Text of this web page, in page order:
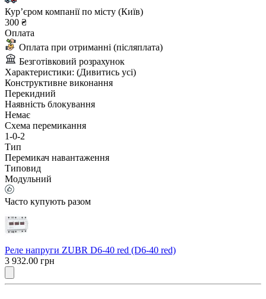
Курʼєром компанії по місту (Київ)
300 ₴
Оплата
Оплата при отриманні (післяплата)
Безготівковий розрахунок
Характеристики: (Дивитись усі)
Конструктивне виконання
Перекидний
Наявність блокування
Немає
Схема перемикання
1-0-2
Тип
Перемикач навантаження
Типовид
Модульний
Часто купують разом
Реле напруги ZUBR D6-40 red (D6-40 red)
3 932.00 грн